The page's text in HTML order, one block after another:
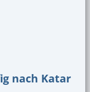
nach Katar